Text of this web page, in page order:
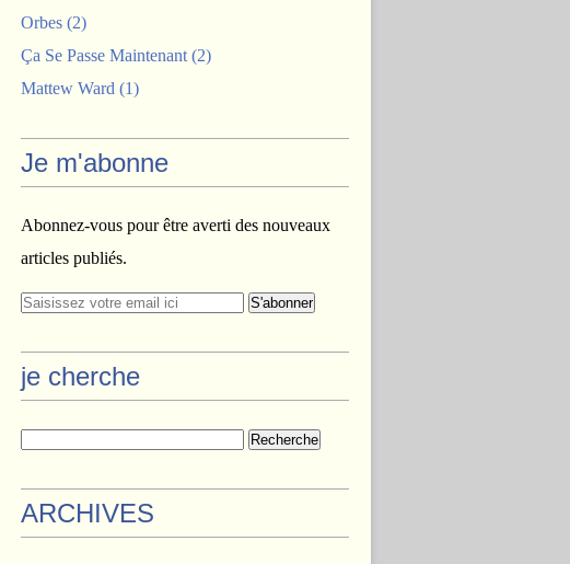
Orbes (2)
Ça Se Passe Maintenant (2)
Mattew Ward (1)
Je m'abonne
Abonnez-vous pour être averti des nouveaux
articles publiés.
je cherche
ARCHIVES